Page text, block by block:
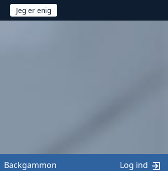
Backgammon Log ind